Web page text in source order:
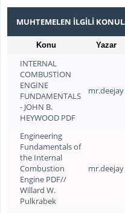
MUHTEMELEN İLGILI
Konu Yazar
INTERNAL
COMBUSTİON
ENGİNE
FUNDAMENTALS
- JOHN B.
HEYWOOD PDF
mr.deejay
Engineering
Fundamentals of
the Internal
Combustion
Engine PDF//
Willard W.
Pulkrabek
mr.deejay